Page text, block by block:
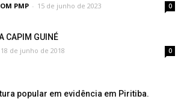
PMP - 15 de junho de 2023 0
CAPIM GUINÉ
18 de junho de 2018 0
popular em evidência em Piritiba.